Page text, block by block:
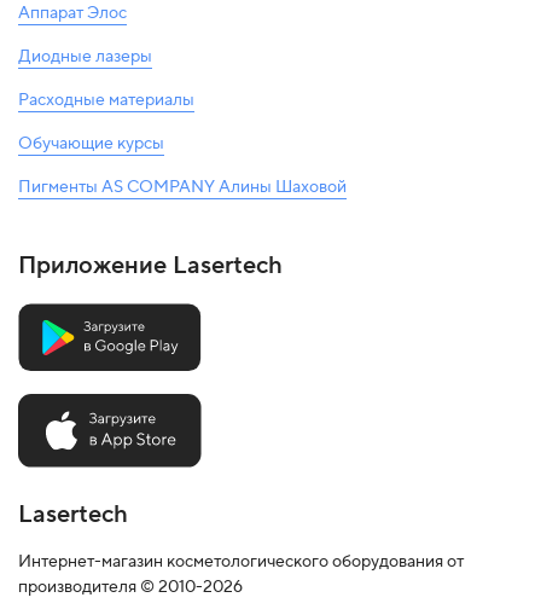
Аппарат Элос
Диодные лазеры
Расходные материалы
Обучающие курсы
Пигменты AS COMPANY Алины Шаховой
Приложение Lasertech
Lasertech
Интернет-магазин косметологического оборудования от
производителя © 2010-2026